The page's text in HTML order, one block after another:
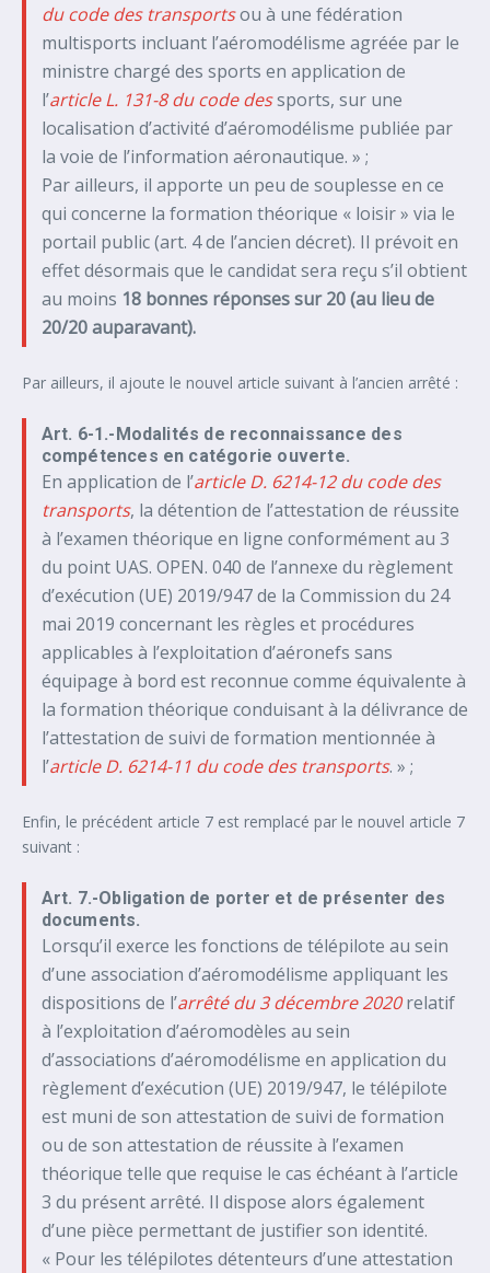
du code des transportsou à une fédération
multisports incluant l’aéromodélisme agréée par le
ministre chargé des sports en application de
l’article L. 131-8 du code dessports, sur une
localisation d’activité d’aéromodélisme publiée par
la voie de l’information aéronautique. » ;
Par ailleurs, il apporte un peu de souplesse en ce
qui concerne la formation théorique « loisir » via le
portail public (art. 4 de l’ancien décret). Il prévoit en
effet désormais que le candidat sera reçu s’il obtient
au moins 18 bonnes réponses sur 20 (au lieu de
20/20 auparavant).
Par ailleurs, il ajoute le nouvel article suivant à l’ancien arrêté :
Art. 6-1.-Modalités de reconnaissance des
compétences en catégorie ouverte.
En application de l’article D. 6214-12 du code des
transports, la détention de l’attestation de réussite
à l’examen théorique en ligne conformément au 3
du point UAS. OPEN. 040 de l’annexe du règlement
d’exécution (UE) 2019/947 de la Commission du 24
mai 2019 concernant les règles et procédures
applicables à l’exploitation d’aéronefs sans
équipage à bord est reconnue comme équivalente à
la formation théorique conduisant à la délivrance de
l’attestation de suivi de formation mentionnée à
l’article D. 6214-11 du code des transports. » ;
Enfin, le précédent article 7 est remplacé par le nouvel article 7
suivant :
Art. 7.-Obligation de porter et de présenter des
documents.
Lorsqu’il exerce les fonctions de télépilote au sein
d’une association d’aéromodélisme appliquant les
dispositions de l’arrêté du 3 décembre 2020relatif
à l’exploitation d’aéromodèles au sein
d’associations d’aéromodélisme en application du
règlement d’exécution (UE) 2019/947, le télépilote
est muni de son attestation de suivi de formation
ou de son attestation de réussite à l’examen
théorique telle que requise le cas échéant à l’article
3 du présent arrêté. Il dispose alors également
d’une pièce permettant de justifier son identité.
« Pour les télépilotes détenteurs d’une attestation